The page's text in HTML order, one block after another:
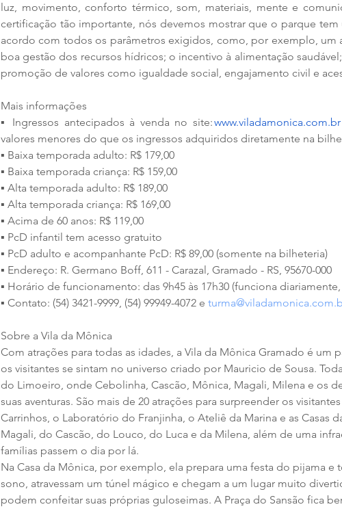
luz, movimento, conforto térmico, som, materiais, mente e
certificação tão importante, nós devemos mostrar que o parque tem
acordo com todos os parâmetros exigidos, como, por exemplo, um
boa gestão dos recursos hídricos; o incentivo à alimentação
promoção de valores como igualdade social, engajamento civil e
Mais informações
▪ Ingressos antecipados à venda no site: www.viladamonica.com.br
valores menores do que os ingressos adquiridos diretamente na
▪ Baixa temporada adulto: R$ 179,00
▪ Baixa temporada criança: R$ 159,00
▪ Alta temporada adulto: R$ 189,00
▪ Alta temporada criança: R$ 169,00
▪ Acima de 60 anos: R$ 119,00
▪ PcD infantil tem acesso gratuito
▪ PcD adulto e acompanhante PcD: R$ 89,00 (somente na bilheteria)
▪ Endereço: R. Germano Boff, 611 - Carazal, Gramado - RS, 95670-000
▪ Horário de funcionamento: das 9h45 às 17h30 (funciona
▪ Contato: (54) 3421-9999, (54) 99949-4072 e
Sobre a Vila da Mônica
Com atrações para todas as idades, a Vila da Mônica Gramado é um
os visitantes se sintam no universo criado por Mauricio de Sousa.
do Limoeiro, onde Cebolinha, Cascão, Mônica, Magali, Milena e os
suas aventuras. São mais de 20 atrações para surpreender os
Carrinhos, o Laboratório do Franjinha, o Ateliê da Marina e as Casas
Magali, do Cascão, do Louco, do Luca e da Milena, além de uma
famílias passem o dia por lá.
Na Casa da Mônica, por exemplo, ela prepara uma festa do pijama e
sono, atravessam um túnel mágico e chegam a um lugar muito
podem confeitar suas próprias guloseimas. A Praça do Sansão fica